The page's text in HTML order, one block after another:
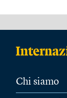
Chi siamo